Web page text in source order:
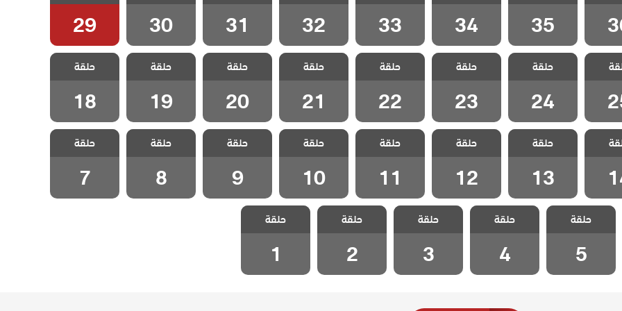
36
الحلقة 35
35
الحلقة 34
34
الحلقة 33
33
الحلقة 32
32
الحلقة 31
31
الحلقة 30
30
الحلقة 29
29
25
مسلسل الحفرة
الموسم الرابع
الحلقة 24
حلقة
24
مسلسل الحفرة
الموسم الرابع
الحلقة 23
حلقة
23
مسلسل الحفرة
الموسم الرابع
الحلقة 22
حلقة
22
مسلسل الحفرة
الموسم الرابع
الحلقة 21
حلقة
21
مسلسل الحفرة
الموسم الرابع
الحلقة 20
حلقة
20
مسلسل الحفرة
الموسم الرابع
الحلقة 19
حلقة
19
مسلسل الحفرة
الموسم الرابع
الحلقة 18
حلقة
18
14
مسلسل الحفرة
الموسم الرابع
الحلقة 13
حلقة
13
مسلسل الحفرة
الموسم الرابع
الحلقة 12
حلقة
12
مسلسل الحفرة
الموسم الرابع
الحلقة 11
حلقة
11
مسلسل الحفرة
الموسم الرابع
الحلقة 10
حلقة
10
مسلسل الحفرة
الموسم الرابع
الحلقة 9
حلقة
9
مسلسل الحفرة
الموسم الرابع
الحلقة 8
حلقة
8
مسلسل الحفرة
الموسم الرابع
الحلقة 7
حلقة
7
مسلسل الحفرة
الموسم الرابع
الحلقة 5
حلقة
5
مسلسل الحفرة
الموسم الرابع
الحلقة 4
حلقة
4
مسلسل الحفرة
الموسم الرابع
الحلقة 3
حلقة
3
مسلسل الحفرة
الموسم الرابع
الحلقة 2
حلقة
2
مسلسل الحفرة
الموسم الرابع
الحلقة 1
حلقة
1